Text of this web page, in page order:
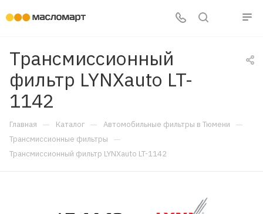
Трансмиссионный
фильтр LYNXauto LT-
1142
Главная — Каталог — Автомобильные фильтры в Тюмени —
Трансмиссионные фильтры —
Трансмиссионный фильтр LYNXauto LT-1142